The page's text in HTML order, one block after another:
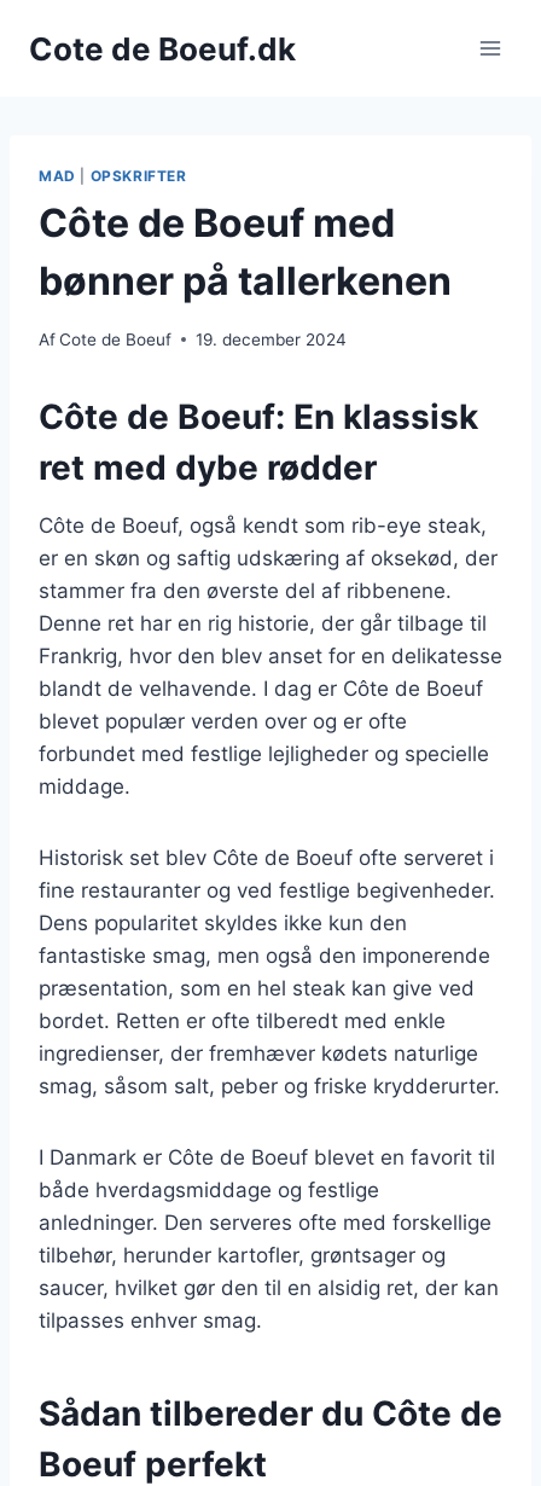
Cote de Boeuf.dk
MAD OPSKRIFTER
Côte de Boeuf med
bønner på tallerkenen
AfCote de Boeuf 19. december 2024
Côte de Boeuf: En klassisk
ret med dybe rødder
Côte de Boeuf, også kendt som rib-eye steak,
er en skøn og saftig udskæring af oksekød, der
stammer fra den øverste del af ribbenene.
Denne ret har en rig historie, der går tilbage til
Frankrig, hvor den blev anset for en delikatesse
blandt de velhavende. I dag er Côte de Boeuf
blevet populær verden over og er ofte
forbundet med festlige lejligheder og specielle
middage.
Historisk set blev Côte de Boeuf ofte serveret i
fine restauranter og ved festlige begivenheder.
Dens popularitet skyldes ikke kun den
fantastiske smag, men også den imponerende
præsentation, som en hel steak kan give ved
bordet. Retten er ofte tilberedt med enkle
ingredienser, der fremhæver kødets naturlige
smag, såsom salt, peber og friske krydderurter.
I Danmark er Côte de Boeuf blevet en favorit til
både hverdagsmiddage og festlige
anledninger. Den serveres ofte med forskellige
tilbehør, herunder kartofler, grøntsager og
saucer, hvilket gør den til en alsidig ret, der kan
tilpasses enhver smag.
Sådan tilbereder du Côte de
Boeuf perfekt